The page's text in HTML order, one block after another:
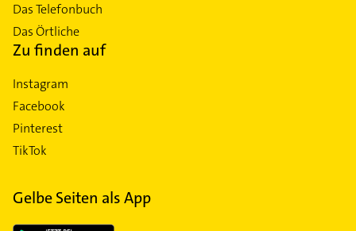
Das Telefonbuch
Das Örtliche
Zu finden auf
Instagram
Facebook
Pinterest
TikTok
Gelbe Seiten als App